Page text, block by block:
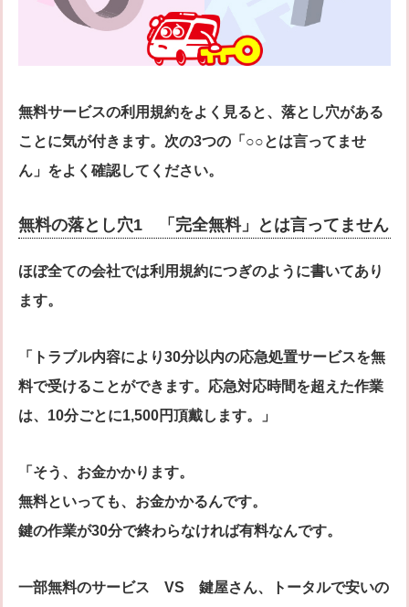
無料サービスの利用規約をよく見ると、落とし穴がある
ことに気が付きます。次の3つの「○○とは言ってませ
ん」をよく確認してください。
無料の落とし穴1 「完全無料」とは言ってません
ほぼ全ての会社では利用規約につぎのように書いてあり
ます。
「トラブル内容により30分以内の応急処置サービスを無
料で受けることができます。応急対応時間を超えた作業
は、10分ごとに1,500円頂戴します。」
「そう、お金かかります。
無料といっても、お金かかるんです。
鍵の作業が30分で終わらなければ有料なんです。
一部無料のサービス VS 鍵屋さん、トータルで安いの